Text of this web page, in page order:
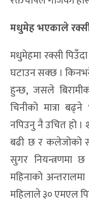
मधुमेह भएकाले
मधुमेहमा रक्सी
घटाउन सक्छ । किनभने
हुन्छ, जसले
चिनीको मात्रा
नपिउनु नै उचित हो
बढी छ र कलेजोको
सुगर नियन्त्रणमा
महिनाको
महिलाले ३० एमएल